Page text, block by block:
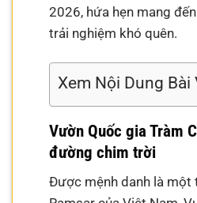
2026, hứa hẹn mang
trải nghiệm khó quên.
Xem Nội Dung Bài
Vườn Quốc gia Tràm
đường chim trời
Được mệnh danh là một